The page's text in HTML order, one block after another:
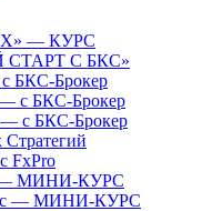
— КУРС
С БКС»
БКС-Брокер
— с БКС-Брокер
с БКС-Брокер
FxPro
— МИНИ-КУРС
— МИНИ-КУРС